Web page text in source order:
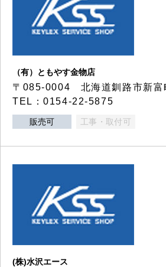
（有）ともやす金物店
〒085-0004 北海道釧路市新富
TEL：0154-22-5875
販売可 工事・取付可
(株)水沢エース